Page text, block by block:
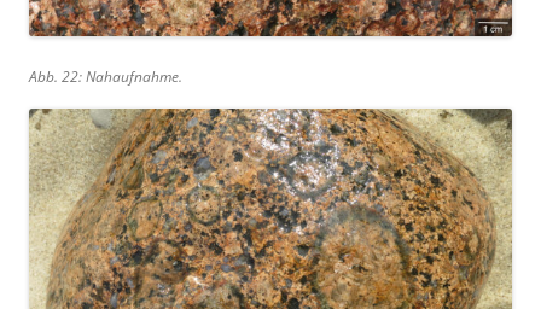
Abb. 22: Nahaufnahme.